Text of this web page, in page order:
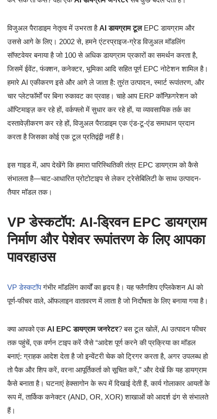
विजुअल पैराडाइम नेतृत्व में उभरता हैAI डायग्राम टूलEPC डायग्राम और
उससे आगे के लिए। 2002 से, हमने एंटरप्राइज-ग्रेड विजुअल मॉडलिंग
सॉफ्टवेयर बनाया है जो 100 से अधिक डायग्राम प्रकारों का समर्थन करता है,
जिसमें ईवेंट, फंक्शन, कनेक्टर, भूमिका आदि सहित पूर्ण EPC नोटेशन शामिल है।
हमारे AI एकीकरण इसे और आगे ले जाता है: तुरंत उत्पादन, स्मार्ट रूपांतरण, और
चार प्लेटफॉर्मों पर बिना रुकावट का प्रवाह। चाहे आप ERP कॉन्फ़िगरेशन को
ऑप्टिमाइज़ कर रहे हों, वर्कफ्लो में सुधार कर रहे हों, या व्यावसायिक तर्क का
दस्तावेज़ीकरण कर रहे हों, विजुअल पैराडाइम एक एंड-टू-एंड समाधान प्रदान
करता है जिसका कोई एक टूल प्रतिद्वंद्वी नहीं है।
इस गाइड में, आप देखेंगे कि हमारा पारिस्थितिकी तंत्र EPC डायग्राम को कैसे
संभालता है—चाट-आधारित प्रोटोटाइप से लेकर ट्रेसेबिलिटी के साथ उत्पादन-
तैयार मॉडल तक।
VP डेस्कटॉप: AI-ड्रिवन EPC डायग्राम
निर्माण और पेशेवर रूपांतरण के लिए आपका
पावरहाउस
VP डेस्कटॉपगंभीर मॉडलिंग कार्यों का हृदय है। यह फ्लैगशिप एप्लिकेशन AI को
पूर्ण-फीचर वाले, ऑफलाइन वातावरण में लाता है जो निर्दोषता के लिए बनाया गया है।
क्या आपको एकAI EPC डायग्राम जनरेटर? बस टूल खोलें, AI उत्पादन फीचर
तक पहुंचें, एक वर्णन टाइप करें जैसे “आदेश पूर्ण करने की प्रक्रिया का मॉडल
बनाएं: ग्राहक आदेश देता है जो इन्वेंटरी चेक को ट्रिगर करता है, अगर उपलब्ध हो
तो पैक और शिप करें, वरना आपूर्तिकर्ता को सूचित करें,” और देखें कि यह डायग्राम
कैसे बनाता है। घटनाएं हेक्सागोन के रूप में दिखाई देती हैं, कार्य गोलाकार आयतों के
रूप में, तार्किक कनेक्टर (AND, OR, XOR) शाखाओं को आदर्श ढंग से संभालते
हैं।